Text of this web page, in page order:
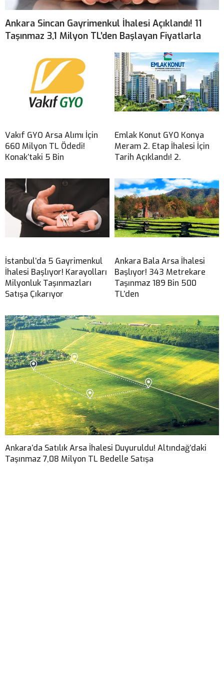
Ankara Sincan Gayrimenkul İhalesi Açıklandı! 11
Taşınmaz 3,1 Milyon TL’den Başlayan Fiyatlarla
Vakıf GYO Arsa Alımı İçin
660 Milyon TL Ödedi!
Konak’taki 5 Bin
Emlak Konut GYO Konya
Meram 2. Etap İhalesi İçin
Tarih Açıklandı! 2.
İstanbul’da 5 Gayrimenkul
İhalesi Başlıyor! Karayolları
Milyonluk Taşınmazları
Satışa Çıkarıyor
Ankara Bala Arsa İhalesi
Başlıyor! 343 Metrekare
Taşınmaz 189 Bin 500
TL’den
Ankara’da Satılık Arsa İhalesi Duyuruldu! Altındağ’daki
Taşınmaz 7,08 Milyon TL Bedelle Satışa